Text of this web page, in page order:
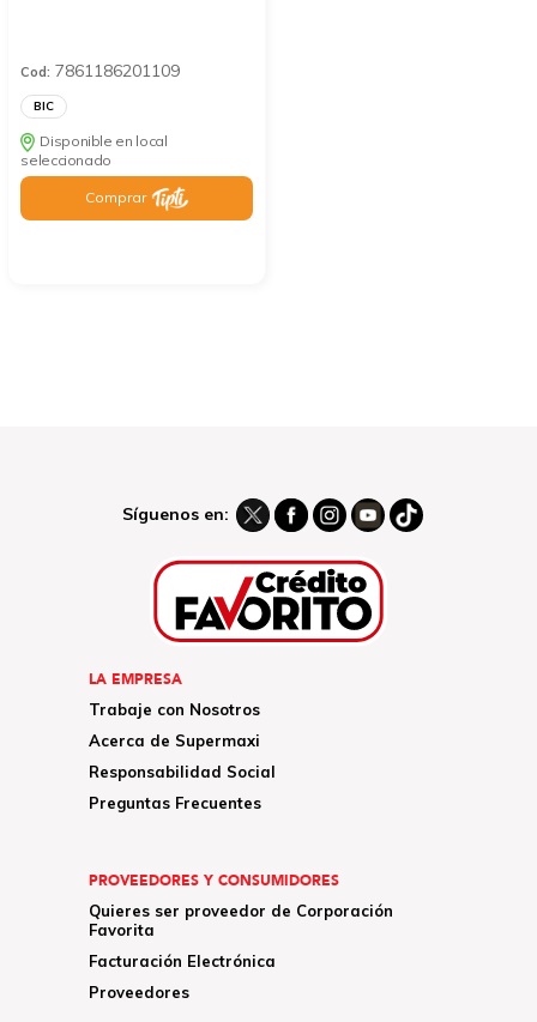
Cod: 7861186201109
BIC
Disponible en local
seleccionado
Comprar
Síguenos en:
LA EMPRESA
Trabaje con Nosotros
Acerca de Supermaxi
Responsabilidad Social
Preguntas Frecuentes
PROVEEDORES Y CONSUMIDORES
Quieres ser proveedor de Corporación
Favorita
Facturación Electrónica
Proveedores